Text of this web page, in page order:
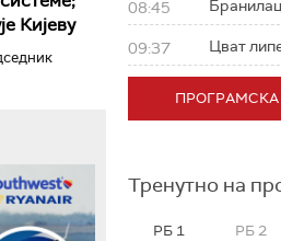
Кијеву
08:45
09:37 Цват
Тренутно на
РБ 1 РБ 2